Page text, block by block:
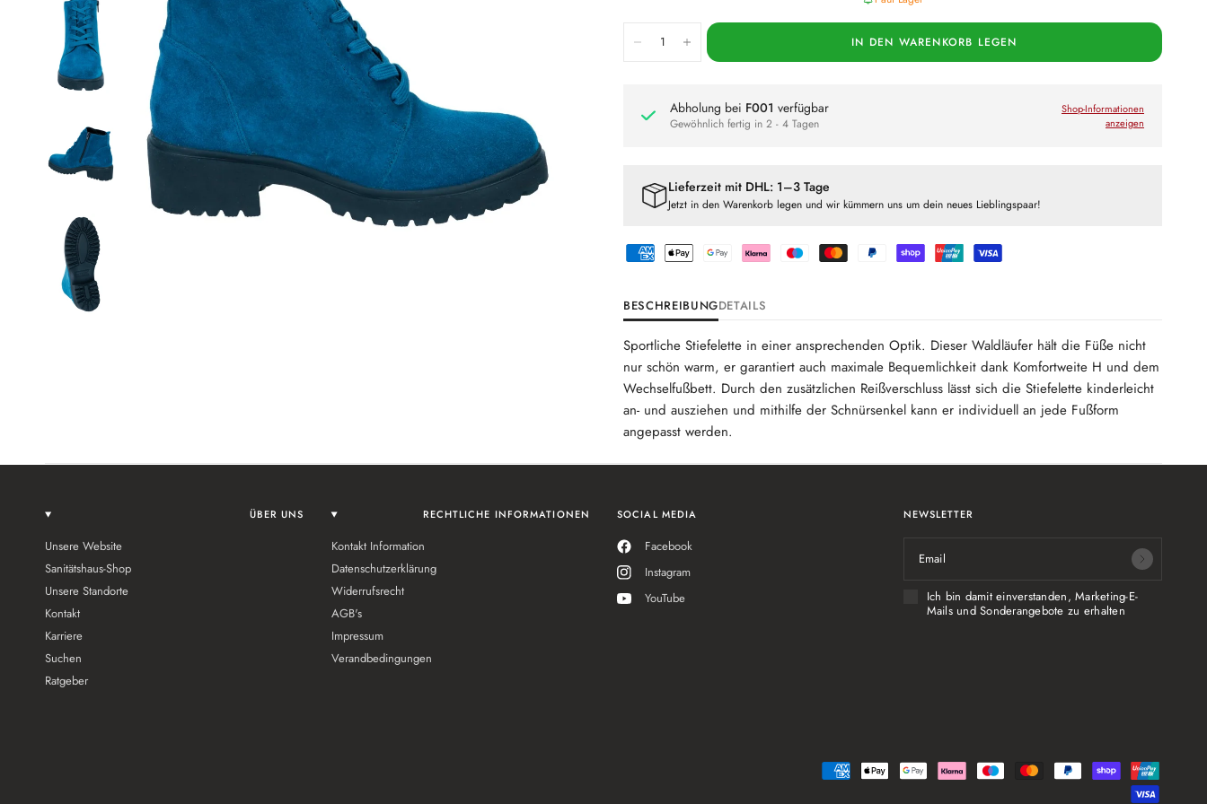
IN DEN WARENKORB LEGEN
Abholung bei F001 verfügbar
Gewöhnlich fertig in 2 - 4 Tagen
Shop-Informationen
anzeigen
Lieferzeit mit DHL: 1–3 Tage
Jetzt in den Warenkorb legen und wir kümmern uns um dein neues Lieblingspaar!
BESCHREIBUNGDETAILS
Sportliche Stiefelette in einer ansprechenden Optik. Dieser Waldläufer hält die Füße nicht
nur schön warm, er garantiert auch maximale Bequemlichkeit dank Komfortweite H und dem
Wechselfußbett. Durch den zusätzlichen Reißverschluss lässt sich die Stiefelette kinderleicht
an- und ausziehen und mithilfe der Schnürsenkel kann er individuell an jede Fußform
angepasst werden.
ÜBER UNS
Unsere Website
Sanitätshaus-Shop
Unsere Standorte
Kontakt
Karriere
Suchen
Ratgeber
RECHTLICHE INFORMATIONEN
Kontakt Information
Datenschutzerklärung
Widerrufsrecht
AGB's
Impressum
Verandbedingungen
SOCIAL MEDIA
Facebook
Instagram
YouTube
NEWSLETTER
Email
Ich bin damit einverstanden, Marketing-E-
Mails und Sonderangebote zu erhalten